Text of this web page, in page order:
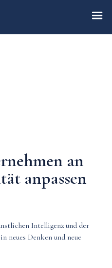
an
anpassen
Intelligenz und der
neues Denken und neue